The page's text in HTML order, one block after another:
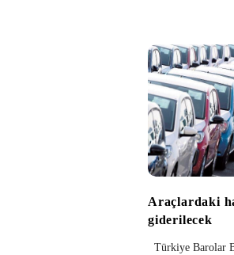
Araçlardaki
giderilecek
Türkiye Barolar